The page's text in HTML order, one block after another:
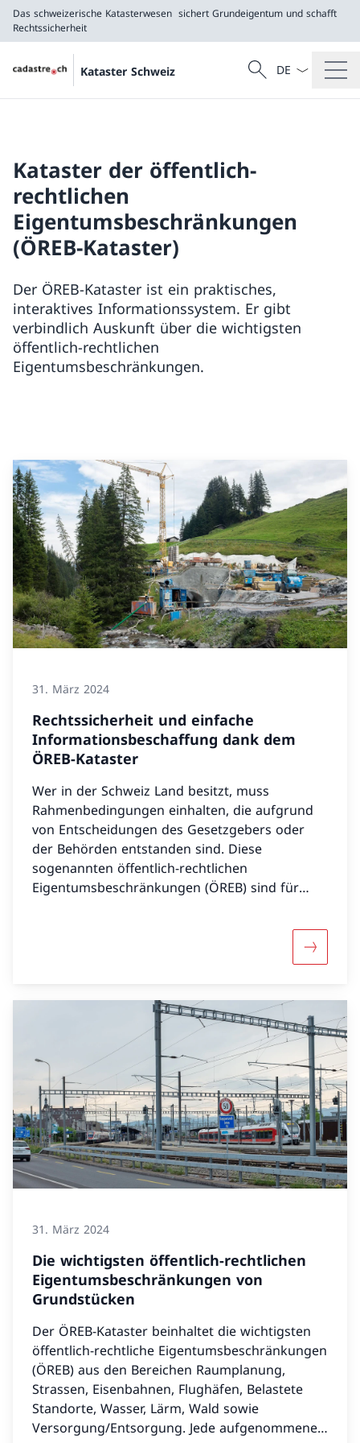
Das schweizerische Katasterwesen sichert Grundeigentum und schafft
Rechtssicherheit
Kataster Schweiz
sichert Grundeigentum und schafft
Suche
Suche
Sprach
Kataster der öffentlich-
rechtlichen
Eigentumsbeschränkungen
(ÖREB-Kataster)
Der ÖREB-Kataster ist ein praktisches,
interaktives Informationssystem. Er gibt
verbindlich Auskunft über die wichtigsten
öffentlich-rechtlichen
Eigentumsbeschränkungen.
31. März 2024
Rechtssicherheit und einfache
Informationsbeschaffung dank dem
ÖREB-Kataster
Wer in der Schweiz Land besitzt, muss
Rahmenbedingungen einhalten, die aufgrund
von Entscheidungen des Gesetzgebers oder
der Behörden entstanden sind. Diese
sogenannten öffentlich-rechtlichen
Eigentumsbeschränkungen (ÖREB) sind für
Mehr
31. März 2024
Die wichtigsten öffentlich-rechtlichen
Eigentumsbeschränkungen von
Grundstücken
Der ÖREB-Kataster beinhaltet die wichtigsten
öffentlich-rechtliche Eigentumsbeschränkungen
(ÖREB) aus den Bereichen Raumplanung,
Strassen, Eisenbahnen, Flughäfen, Belastete
Standorte, Wasser, Lärm, Wald sowie
Versorgung/Entsorgung. Jede aufgenommene